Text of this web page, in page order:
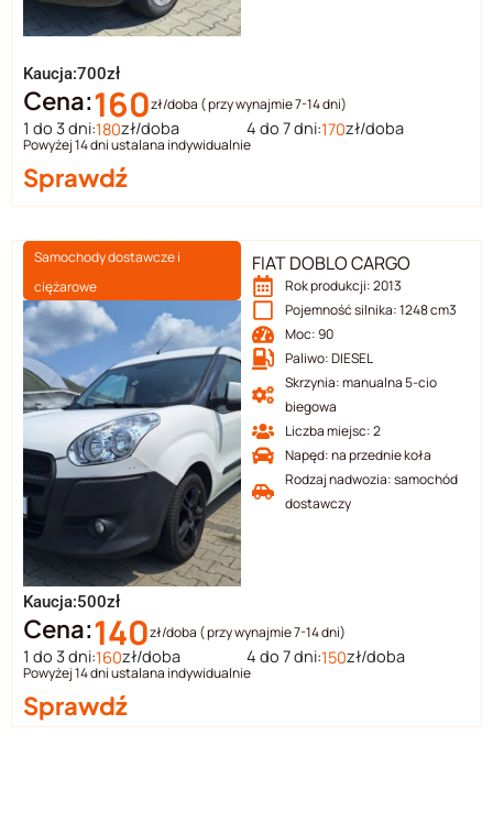
Kaucja:700zł
Cena:160zł/doba ( przy wynajmie 7-14 dni)
1 do 3 dni:180zł/doba 4 do 7 dni:170zł/doba
Powyżej 14 dni ustalana indywidualnie
Sprawdź
Samochody dostawcze i
ciężarowe
FIAT DOBLO CARGO
Rok produkcji: 2013
Pojemność silnika: 1248 cm3
Moc: 90
Paliwo: DIESEL
Skrzynia: manualna 5-cio
biegowa
Liczba miejsc: 2
Napęd: na przednie koła
Rodzaj nadwozia: samochód
dostawczy
Kaucja:500zł
Cena:140zł/doba ( przy wynajmie 7-14 dni)
1 do 3 dni:160zł/doba 4 do 7 dni:150zł/doba
Powyżej 14 dni ustalana indywidualnie
Sprawdź